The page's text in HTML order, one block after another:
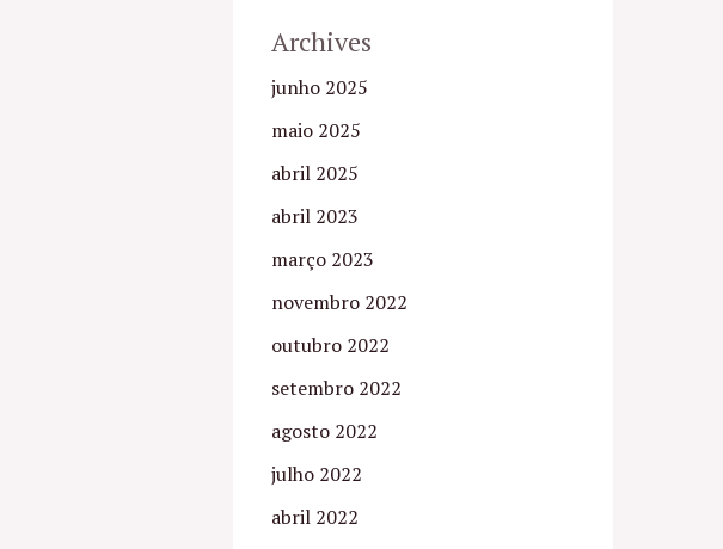
Archives
junho 2025
maio 2025
abril 2025
abril 2023
março 2023
novembro 2022
outubro 2022
setembro 2022
agosto 2022
julho 2022
abril 2022